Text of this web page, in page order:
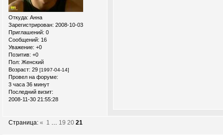
Откуда: Анна
Зарегистрирован: 2008-10-03
Приглашений: 0
Сообщений: 16
Уважение: +0
Позитив: +0
Пол: Женский
Возраст: 29 [1997-04-14]
Провел на форуме:
3 часа 36 минут
Последний визит:
2008-11-30 21:55:28
Страница:« 1 19 20 21